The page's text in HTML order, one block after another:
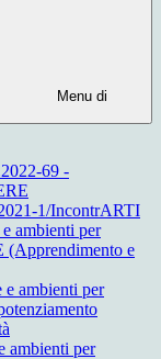
Menu di
69 -
1/IncontrARTI
ambienti per
(Apprendimento e
e ambienti per
ambienti per